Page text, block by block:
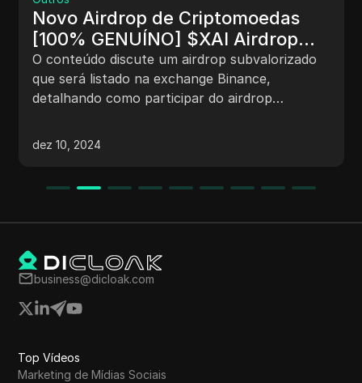
Novo Airdrop de Criptomoedas
[100% GENUÍNO] $XAI Airdrop
Listagem Binance (2024) Junte-
se agora #airdrops
O conteúdo discute um airdrop subvalorizado
que será listado na exchange Binance,
detalhando como participar do airdrop
reivindicando recompensas. Também menciona
um processo de test net para reivindicação de
Há dicas sobre como acumular pontos para
dez 10, 2024
business@dicloak.com
Top Vídeos
Marketing de Mídias Sociais